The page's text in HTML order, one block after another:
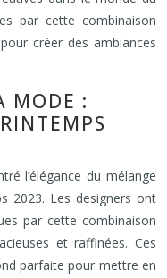
par cette combinaison
créer des ambiances
MODE :
l’élégance du mélange
2023. Les designers ont
par cette combinaison
et raffinées. Ces
parfaite pour mettre en